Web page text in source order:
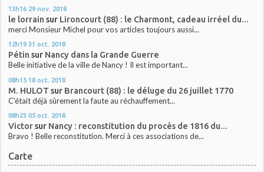
13h16 29 nov. 2018
le lorrain sur Lironcourt (88) : le Charmont, cadeau irréel du...
merci Monsieur Michel pour vos articles toujours aussi...
12h19 31 oct. 2018
Pétin sur Nancy dans la Grande Guerre
Belle initiative de la ville de Nancy ! Il est important...
08h15 18 oct. 2018
M. HULOT sur Brancourt (88) : le déluge du 26 juillet 1770
C'était déjà sûrement la faute au réchauffement...
08h23 05 oct. 2018
Victorsur Nancy : reconstitution du procès de 1816 du...
Bravo ! Belle reconstitution. Merci à ces associations de...
Carte